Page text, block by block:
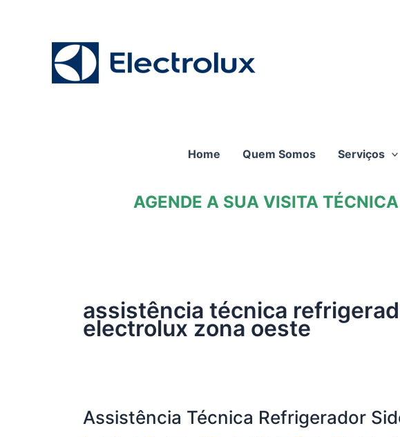
Home Quem Somos Serviços
AGENDE A SUA VISITA
assistência técnica
electrolux zona oeste
Assistência Técnica Refrigerador